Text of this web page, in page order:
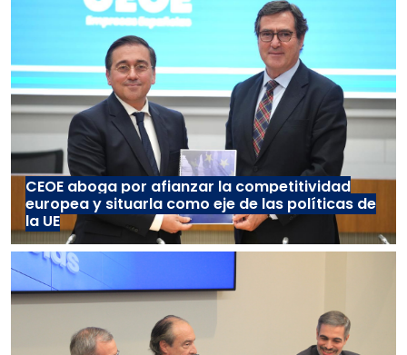
CEOE aboga por afianzar la competitividad
europea y situarla como eje de las políticas de
la UE